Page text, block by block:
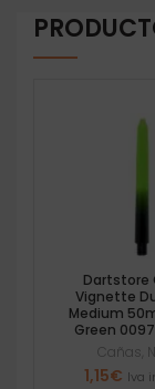
Dartstore
Vignette
Medium
Green
Cañas
1,15€ Iva